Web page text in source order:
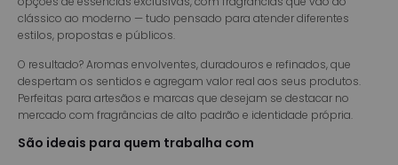
clássico ao moderno — tudo pensado para atender diferentes
estilos, propostas e públicos.
O resultado? Aromas envolventes, duradouros e refinados, que
despertam os sentidos e agregam valor real aos seus produtos.
Perfeitas para artesãos e marcas que desejam se destacar no
mercado com fragrâncias de alto padrão e identidade própria.
São ideais para quem trabalha com